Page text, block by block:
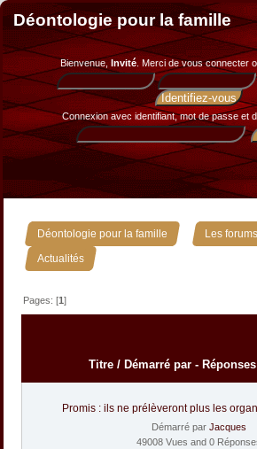
Déontologie pour la famille
Bienvenue, Invité. Merci devous connecter
Connexion avec identifiant, mot de passe et
Déontologie pour la famille » Les
Actualités
Pages: [1]
Titre / Démarré par - Réponses
Promis : ils ne prélèveront plus les
Démarré par Jacques
49008 Vues and 0